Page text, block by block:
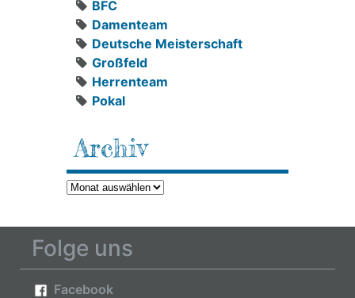
BFC
Damenteam
Deutsche Meisterschaft
Großfeld
Herrenteam
Pokal
Archiv
Archiv
Folge uns
Facebook